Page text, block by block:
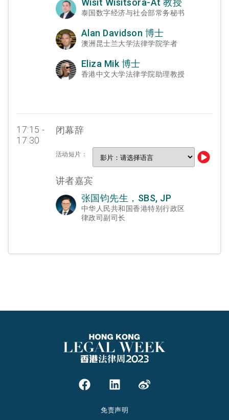
Wisit Wisitsora-At 教授
泰国数字经济与社会部常务秘书
Alan Davidson 博士
澳洲昆士兰大学法律学院学者
Eliza Mik 博士
香港中文大学法律学院助理教授
17:15 -
17:30
闭幕辞
活动短片：
讲者嘉宾
张国钧先生，SBS, JP
中华人民共和国香港特别行政区
律政司副司长
免责声明